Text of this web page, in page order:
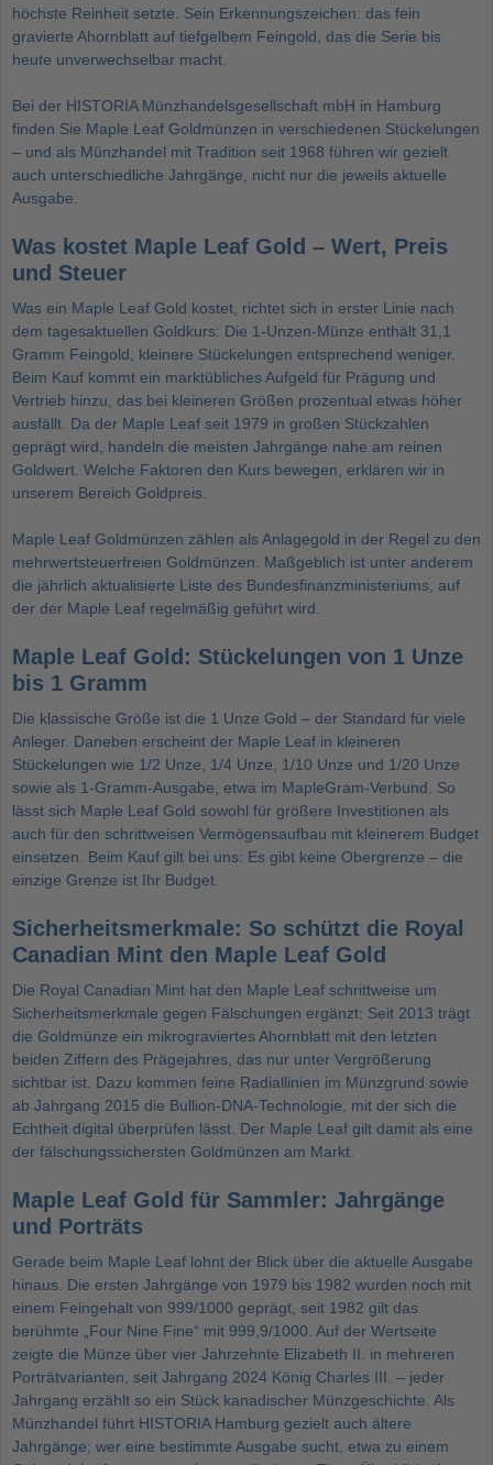
höchste Reinheit setzte. Sein Erkennungszeichen: das fein
gravierte Ahornblatt auf tiefgelbem Feingold, das die Serie bis
heute unverwechselbar macht.
Bei der HISTORIA Münzhandelsgesellschaft mbH in Hamburg
finden Sie Maple Leaf Goldmünzen in verschiedenen Stückelungen
– und als Münzhandel mit Tradition seit 1968 führen wir gezielt
auch unterschiedliche Jahrgänge, nicht nur die jeweils aktuelle
Ausgabe.
Was kostet Maple Leaf Gold – Wert, Preis
und Steuer
Was ein Maple Leaf Gold kostet, richtet sich in erster Linie nach
dem tagesaktuellen Goldkurs: Die 1-Unzen-Münze enthält 31,1
Gramm Feingold, kleinere Stückelungen entsprechend weniger.
Beim Kauf kommt ein marktübliches Aufgeld für Prägung und
Vertrieb hinzu, das bei kleineren Größen prozentual etwas höher
ausfällt. Da der Maple Leaf seit 1979 in großen Stückzahlen
geprägt wird, handeln die meisten Jahrgänge nahe am reinen
Goldwert. Welche Faktoren den Kurs bewegen, erklären wir in
unserem Bereich Goldpreis
Maple Leaf Goldmünzen zählen als Anlagegold in der Regel zu den
mehrwertsteuerfreien Goldmünzen. Maßgeblich ist unter anderem
die jährlich aktualisierte Liste des Bundesfinanzministeriums, auf
der der Maple Leaf regelmäßig geführt wird.
Maple Leaf Gold: Stückelungen von 1 Unze
bis 1 Gramm
Die klassische Größe ist die 1 Unze Gold – der Standard für viele
Anleger. Daneben erscheint der Maple Leaf in kleineren
Stückelungen wie 1/2 Unze 1/4 Unze 1/10 Unze und 1/20 Unze
sowie als 1-Gramm-Ausgabe , etwa im MapleGram-Verbund. So
lässt sich Maple Leaf Gold sowohl für größere Investitionen als
auch für den schrittweisen Vermögensaufbau mit kleinerem Budget
einsetzen. Beim Kauf gilt bei uns: Es gibt keine Obergrenze – die
einzige Grenze ist Ihr Budget.
Sicherheitsmerkmale: So schützt die Royal
Canadian Mint den Maple Leaf Gold
Die Royal Canadian Mint hat den Maple Leaf schrittweise um
Sicherheitsmerkmale gegen Fälschungen ergänzt: Seit 2013 trägt
die Goldmünze ein mikrograviertes Ahornblatt mit den letzten
beiden Ziffern des Prägejahres, das nur unter Vergrößerung
sichtbar ist. Dazu kommen feine Radiallinien im Münzgrund sowie
ab Jahrgang 2015 die Bullion-DNA-Technologie, mit der sich die
Echtheit digital überprüfen lässt. Der Maple Leaf gilt damit als eine
der fälschungssichersten Goldmünzen am Markt.
Maple Leaf Gold für Sammler: Jahrgänge
und Porträts
Gerade beim Maple Leaf lohnt der Blick über die aktuelle Ausgabe
hinaus. Die ersten Jahrgänge von 1979 bis 1982 wurden noch mit
einem Feingehalt von 999/1000 geprägt, seit 1982 gilt das
berühmte „Four Nine Fine“ mit 999,9/1000. Auf der Wertseite
zeigte die Münze über vier Jahrzehnte Elizabeth II. in mehreren
Porträtvarianten, seit Jahrgang 2024 König Charles III. – jeder
Jahrgang erzählt so ein Stück kanadischer Münzgeschichte. Als
Münzhandel führt HISTORIA Hamburg gezielt auch ältere
Jahrgänge; wer eine bestimmte Ausgabe sucht, etwa zu einem